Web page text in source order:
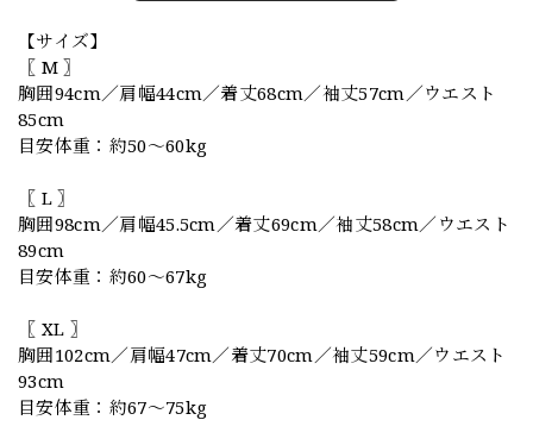
【サイズ】
〖 M 〗
胸囲94cm／肩幅44cm／着丈68cm／袖丈57cm／ウエスト
85cm
目安体重：約50〜60kg
〖 L 〗
胸囲98cm／肩幅45.5cm／着丈69cm／袖丈58cm／ウエスト
89cm
目安体重：約60〜67kg
〖 XL 〗
胸囲102cm／肩幅47cm／着丈70cm／袖丈59cm／ウエスト
93cm
目安体重：約67〜75kg